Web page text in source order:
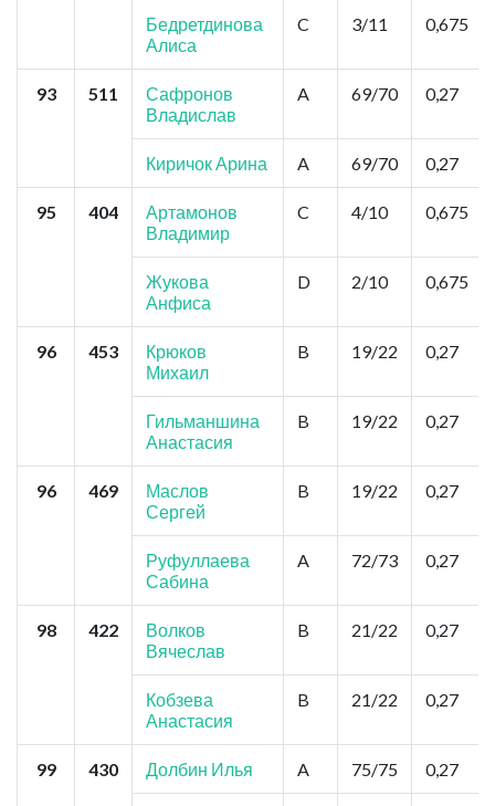
Бедретдинова
Алиса
C 3/11 0,675
93 511
Сафронов
Владислав
A 69/70 0,27
Киричок Арина A 69/70 0,27
95 404
Артамонов
Владимир
C 4/10 0,675
Жукова
Анфиса
D 2/10 0,675
96 453
Крюков
Михаил
B 19/22 0,27
Гильманшина
Анастасия
B 19/22 0,27
96 469
Маслов
Сергей
B 19/22 0,27
Руфуллаева
Сабина
A 72/73 0,27
98 422
Волков
Вячеслав
B 21/22 0,27
Кобзева
Анастасия
B 21/22 0,27
99 430 Долбин Илья A 75/75 0,27